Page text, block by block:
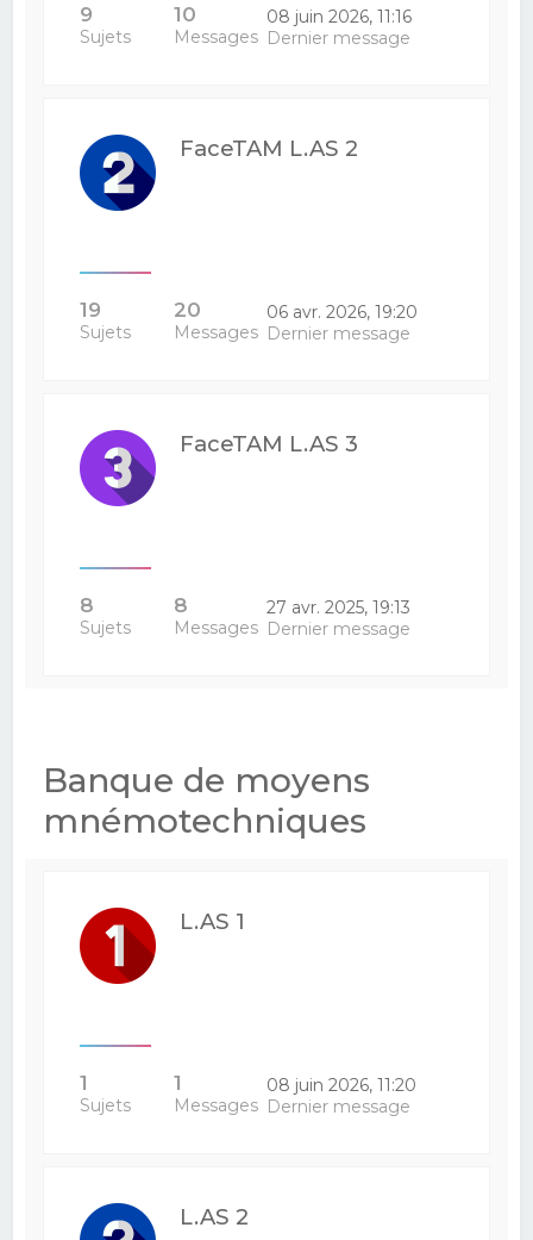
9
Sujets
10
Messages
08 juin 2026, 11:16
Dernier message
FaceTAM L.AS 2
19
Sujets
20
Messages
06 avr. 2026, 19:20
Dernier message
FaceTAM L.AS 3
8
Sujets
8
Messages
27 avr. 2025, 19:13
Dernier message
Banque de moyens
mnémotechniques
L.AS 1
1
Sujets
1
Messages
08 juin 2026, 11:20
Dernier message
L.AS 2